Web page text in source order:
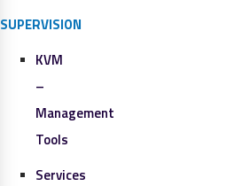
SUPERVISION
KVM
–
Management
Tools
Services